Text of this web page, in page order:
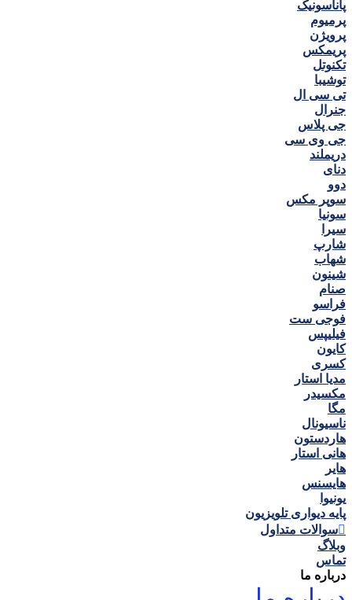
پاناسونیک
پرمیوم
پرویژن
پریمکس
تکنوتل
توشیبا
تی سی ال
جنرال
جی پلاس
جی وی سی
دریملند
دنای
دوو
سوپر مکس
سونیا
سیرا
شارپ
شهاب
شینون
صنام
فراسو
فوجی ست
فیلیپس
کایون
کسری
مدیا استار
مکسیدر
مگا
ناسیونال
هاردستون
هانی استار
هایر
هایسنس
یونیوا
پایه دیواری تلویزیون
سوالات متداول
وبلاگ
تماس
درباره ما